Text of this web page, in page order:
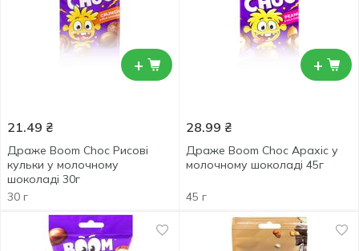
+
21.49 ₴
Драже Boom Choc Рисові
кульки у молочному
шоколаді 30г
30 г
+
28.99 ₴
Драже Boom Choc Арахіс у
молочному шоколаді 45г
45 г